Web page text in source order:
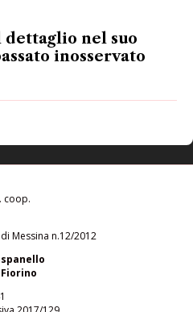
nel suo
inosservato
coop.
Messina n.12/2012